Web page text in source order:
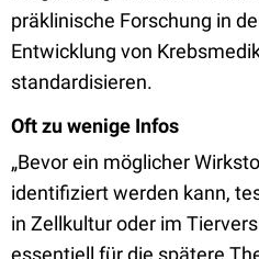
präklinische Forschung in
Entwicklung von
standardisieren.
Oft zu wenige Infos
„Bevor ein möglicher
identifiziert werden kann,
in Zellkultur oder im
essentiell für die spätere